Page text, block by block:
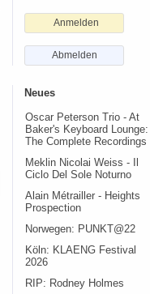
Anmelden
Abmelden
Neues
Oscar Peterson Trio - At
Baker's Keyboard Lounge:
The Complete Recordings
Meklin Nicolai Weiss - Il
Ciclo Del Sole Noturno
Alain Métrailler - Heights
Prospection
Norwegen: PUNKT@22
Köln: KLAENG Festival
2026
RIP: Rodney Holmes